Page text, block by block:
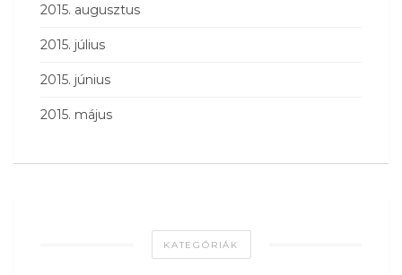
2015. augusztus
2015. július
2015. június
2015. május
KATEGÓRIÁK